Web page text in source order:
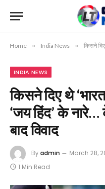
Home » India News » किसने दिए थे
INDIA NEWS
किसने दिए थे
‘जय हिंद’ के
बाद विवाद
Byadmin March 28,
1 Min Read